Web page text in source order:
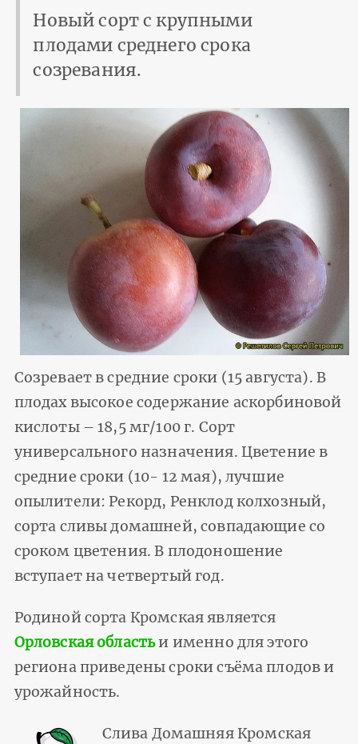
Новый сорт с крупными
плодами среднего срока
созревания.
Созревает в средние сроки (15 августа). В
плодах высокое содержание аскорбиновой
кислоты – 18,5 мг/100 г. Сорт
универсального назначения. Цветение в
средние сроки (10- 12 мая), лучшие
опылители: Рекорд, Ренклод колхозный,
сорта сливы домашней, совпадающие со
сроком цветения. В плодоношение
вступает на четвертый год.
Родиной сорта Кромская является
Орловская областьи именно для этого
региона приведены сроки съёма плодов и
урожайность.
Слива Домашняя Кромская